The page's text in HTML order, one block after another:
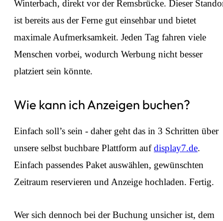
Winterbach, direkt vor der Remsbrücke. Dieser
ist bereits aus der Ferne gut einsehbar und bietet
maximale Aufmerksamkeit. Jeden Tag fahren viele
Menschen vorbei, wodurch Werbung nicht besser
platziert sein könnte.
Wie kann ich Anzeigen buchen?
Einfach soll’s sein - daher geht das in 3 Schritten über
unsere selbst buchbare Plattform aufdisplay7.de.
Einfach passendes Paket auswählen, gewünschten
Zeitraum reservieren und Anzeige hochladen. Fertig.
Wer sich dennoch bei der Buchung unsicher ist, dem